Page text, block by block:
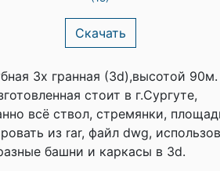
Скачать
3х гранная (3d),высотой 90м.
стоит в г.Сургуте,
всё ствол, стремянки,
из rar, файл dwg,
башни и каркасы в 3d.